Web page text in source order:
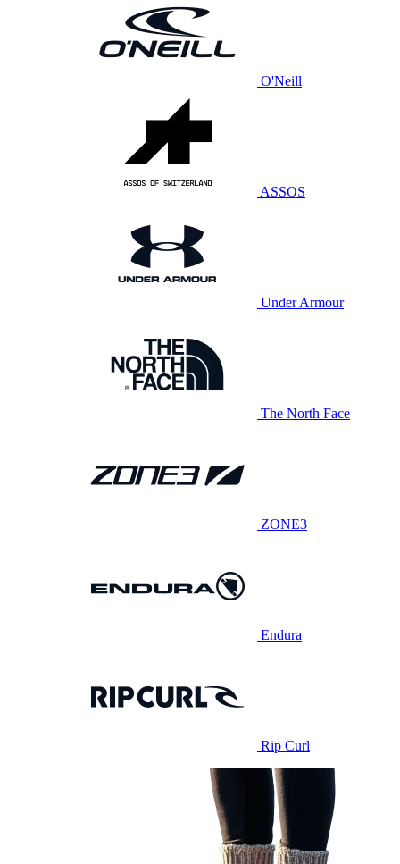
O'Neill
ASSOS
Under Armour
The North Face
ZONE3
Endura
Rip Curl